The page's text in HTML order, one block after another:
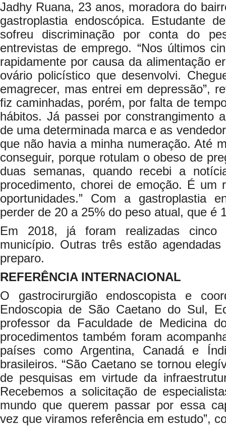
Jadhy Ruana, 23 anos, moradora do
gastroplastia endoscópica. Estudante
sofreu discriminação por conta do
entrevistas de emprego. “Nos últimos
rapidamente por causa da alimentação
ovário policístico que desenvolvi.
emagrecer, mas entrei em depressão”,
fiz caminhadas, porém, por falta de
hábitos. Já passei por constrangimento
de uma determinada marca e as
que não havia a minha numeração. Até
conseguir, porque rotulam o obeso de
duas semanas, quando recebi a
procedimento, chorei de emoção. É um
oportunidades.” Com a gastroplastia
perder de 20 a 25% do peso atual, que é
Em 2018, já foram realizadas cinco
município. Outras três estão
preparo.
REFERÊNCIA INTERNACIONAL
O gastrocirurgião endoscopista e
Endoscopia de São Caetano do Sul,
professor da Faculdade de Medicina
procedimentos também foram
países como Argentina, Canadá e
brasileiros. “São Caetano se tornou
de pesquisas em virtude da
Recebemos a solicitação de
mundo que querem passar por essa
vez que viramos referência em estudo”,